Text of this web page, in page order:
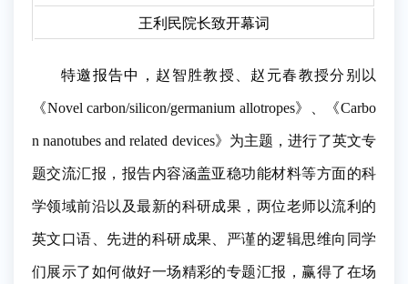
王利民院长致开幕词
特邀报告中， 赵智胜教授、赵元春教授分别以
《Novel carbon/silicon/germanium allotropes》、《Carbo
n nanotubes and related devices》为主题，进行了英文专
题交流汇报，报告内容涵盖亚稳功能材料等方面的科
学领域前沿以及最新的科研成果，两位老师以流利的
英文口语、先进的科研成果、严谨的逻辑思维向同学
们展示了如何做好一场精彩的专题汇报，赢得了在场